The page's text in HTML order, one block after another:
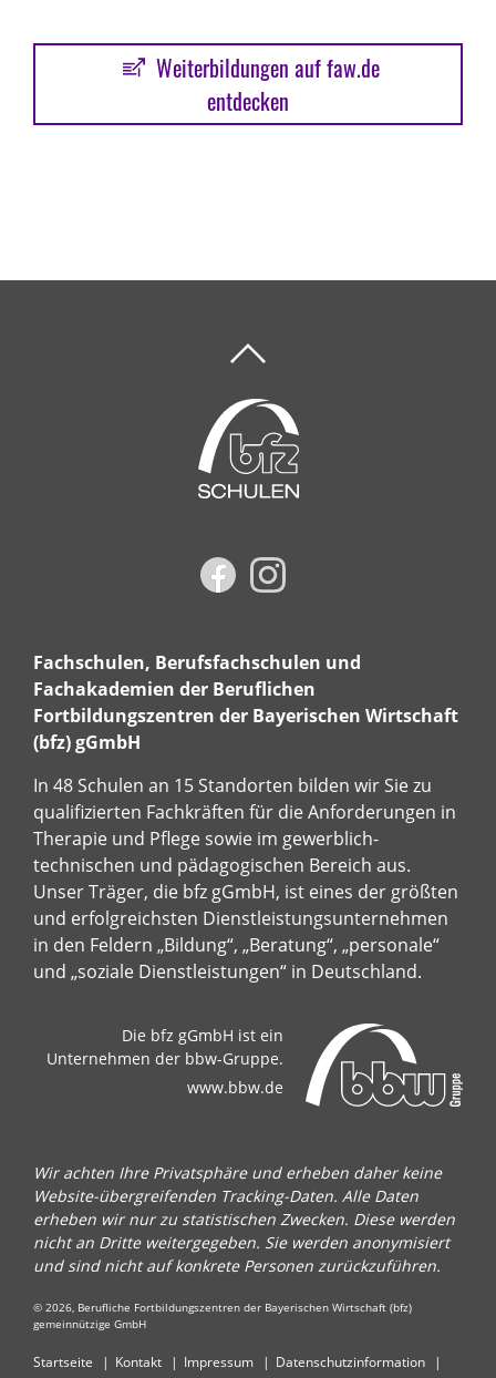
Weiterbildungen auf faw.de
entdecken
Fachschulen, Berufsfachschulen und
Fachakademien der Beruflichen
Fortbildungszentren der Bayerischen Wirtschaft
(bfz) gGmbH
In 48 Schulen an 15 Standorten bilden wir Sie zu
qualifizierten Fachkräften für die Anforderungen in
Therapie und Pflege sowie im gewerblich-
technischen und pädagogischen Bereich aus.
Unser Träger, die bfz gGmbH, ist eines der größten
und erfolgreichsten Dienstleistungsunternehmen
in den Feldern „Bildung“, „Beratung“, „personale“
und „soziale Dienstleistungen“ in Deutschland.
Die bfz gGmbH ist ein
Unternehmen der bbw-Gruppe.
www.bbw.de
Wir achten Ihre Privatsphäre und erheben daher keine
Website-übergreifenden Tracking-Daten. Alle Daten
erheben wir nur zu statistischen Zwecken. Diese werden
nicht an Dritte weitergegeben. Sie werden anonymisiert
und sind nicht auf konkrete Personen zurückzuführen.
© 2026, Berufliche Fortbildungszentren der Bayerischen Wirtschaft (bfz)
gemeinnützige GmbH
Startseite Kontakt Impressum Datenschutzinformation